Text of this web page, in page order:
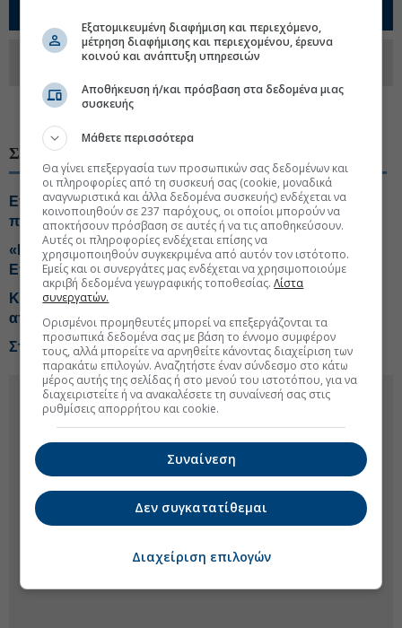
Ακολουθήστε τη σελίδα του
Euro2day.gr
#Επιτροπή Ανταγωνισμού
ΣΧΕΤΙΚΑ ΘΕΜΑΤΑ
Επιτροπή Ανταγωνισμού: Οριστικοί πίνακες για 51
προσλήψεις επιστημονικού προσωπικού
«Πράσινο φως» στην εξαγορά της Νιτσιάκος άναψε η
Επιτροπή Ανταγωνισμού
Κυκλοφοριακές ρυθμίσεις στη Γραμμή 3 του Μετρό
από Κυριακή 26 Ιουλίου
Στην Blackstone «περνά» η Skroutz
Εξατομικευμένη διαφήμιση και περιεχόμενο,
μέτρηση διαφήμισης και περιεχομένου, έρευνα
κοινού και ανάπτυξη υπηρεσιών
Αποθήκευση ή/και πρόσβαση στα δεδομένα μιας
συσκευής
Μάθετε περισσότερα
Θα γίνει επεξεργασία των προσωπικών σας δεδομένων και
οι πληροφορίες από τη συσκευή σας (cookie, μοναδικά
αναγνωριστικά και άλλα δεδομένα συσκευής) ενδέχεται να
κοινοποιηθούν σε 237 παρόχους, οι οποίοι μπορούν να
αποκτήσουν πρόσβαση σε αυτές ή να τις αποθηκεύσουν.
Αυτές οι πληροφορίες ενδέχεται επίσης να
χρησιμοποιηθούν συγκεκριμένα από αυτόν τον ιστότοπο.
Εμείς και οι συνεργάτες μας ενδέχεται να χρησιμοποιούμε
ακριβή δεδομένα γεωγραφικής τοποθεσίας.Λίστα
συνεργατών.
Ορισμένοι προμηθευτές μπορεί να επεξεργάζονται τα
προσωπικά δεδομένα σας με βάση το έννομο συμφέρον
τους, αλλά μπορείτε να αρνηθείτε κάνοντας διαχείριση των
παρακάτω επιλογών. Αναζητήστε έναν σύνδεσμο στο κάτω
μέρος αυτής της σελίδας ή στο μενού του ιστοτόπου, για να
διαχειριστείτε ή να ανακαλέσετε τη συναίνεσή σας στις
ρυθμίσεις απορρήτου και cookie.
Συναίνεση
Δεν συγκατατίθεμαι
Διαχείριση επιλογών